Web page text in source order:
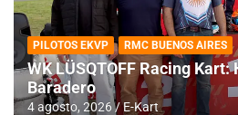
PILOTOS EKVP RMC BUENOS AIRES
WK LÜSQTOFF Racing
Baradero
4 agosto, 2026 E-Kart